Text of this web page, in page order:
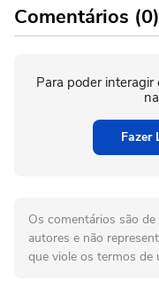
Comentários (0)
Para poder interagir
Fazer
Os comentários são
autores e não
que viole os termos de